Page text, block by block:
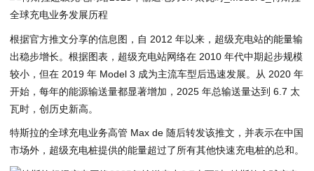
根据官方推文分享的信息图，自 2012 年以来，超级充电站的能量输
出稳步增长。根据图表，超级充电站网络在 2010 年代中期起步规模
较小，但在 2019 年 Model 3 成为主流车型后迅速发展。从 2020 年
开始，每年的能源输送量都显著增加，2025 年总输送量达到 6.7 太
瓦时，创历史新高。
特斯拉的全球充电业务高管 Max de 随后转发该推文，并表示在中国
市场外，超级充电桩提供的能量超过了所有其他快速充电桩的总和。